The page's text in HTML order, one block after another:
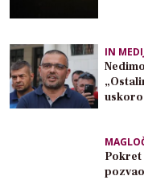
IN
Pokret